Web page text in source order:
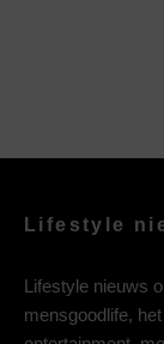
Lifestyle
Lifestyle nieuws
mensgoodlife,